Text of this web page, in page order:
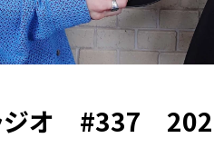
ジオ #337